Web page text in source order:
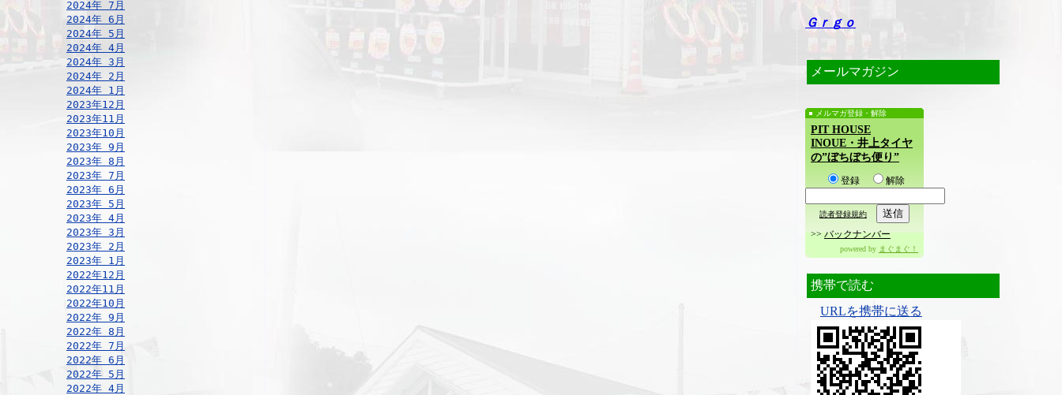
2024年 7月
2024年 6月
2024年 5月
2024年 4月
2024年 3月
2024年 2月
2024年 1月
2023年12月
2023年11月
2023年10月
2023年 9月
2023年 8月
2023年 7月
2023年 6月
2023年 5月
2023年 4月
2023年 3月
2023年 2月
2023年 1月
2022年12月
2022年11月
2022年10月
2022年 9月
2022年 8月
2022年 7月
2022年 6月
2022年 5月
2022年 4月
Ｇｒｇｏ
メールマガジン
メルマガ登録・解除
PIT HOUSE
INOUE・井上タイヤ
の”ぼちぼち便り”
登録 解除
読者登録規約
>> バックナンバー
powered by まぐまぐ！
携帯で読む
URLを携帯に送る